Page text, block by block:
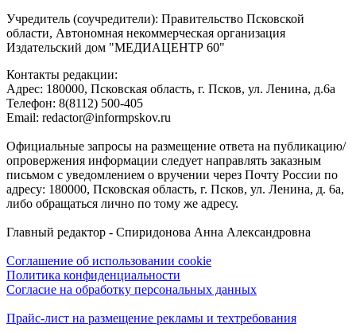
Учредитель (соучредители): Правительство Псковской
области, Автономная некоммерческая организация
Издательский дом "МЕДИАЦЕНТР 60"
Контакты редакции:
Адреc: 180000, Псковская область, г. Псков, ул. Ленина, д.6а
Телефон: 8(8112) 500-405
Email: redactor@informpskov.ru
Официальные запросы на размещение ответа на публикацию/
опровержения информации следует направлять заказным
письмом с уведомлением о вручении через Почту России по
адресу: 180000, Псковская область, г. Псков, ул. Ленина, д. 6а,
либо обращаться лично по тому же адресу.
Главный редактор - Спиридонова Анна Александровна
Соглашение об использовании cookie
Политика конфиденциальности
Согласие на обработку персональных данных
Прайс-лист на размещение рекламы и техтребования